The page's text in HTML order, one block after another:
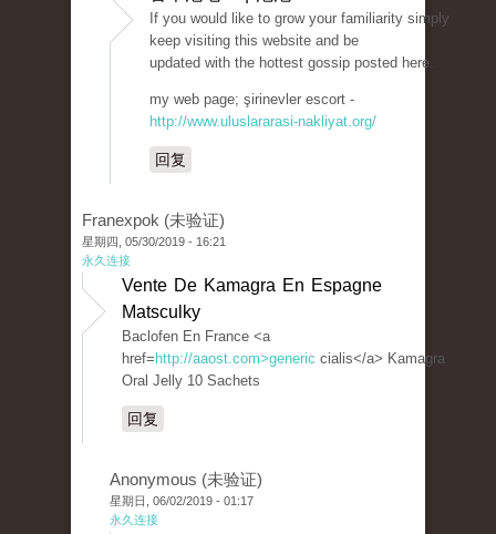
If you would like to grow your familiarity simply
keep visiting this website and be
updated with the hottest gossip posted here.
my web page; şirinevler escort -
http://www.uluslararasi-nakliyat.org/
回复
Franexpok (未验证)
星期四, 05/30/2019 - 16:21
永久连接
Vente De Kamagra En Espagne
Matsculky
Baclofen En France <a
href= http://aaost.com>generic cialis</a> Kamagra
Oral Jelly 10 Sachets
回复
Anonymous (未验证)
星期日, 06/02/2019 - 01:17
永久连接